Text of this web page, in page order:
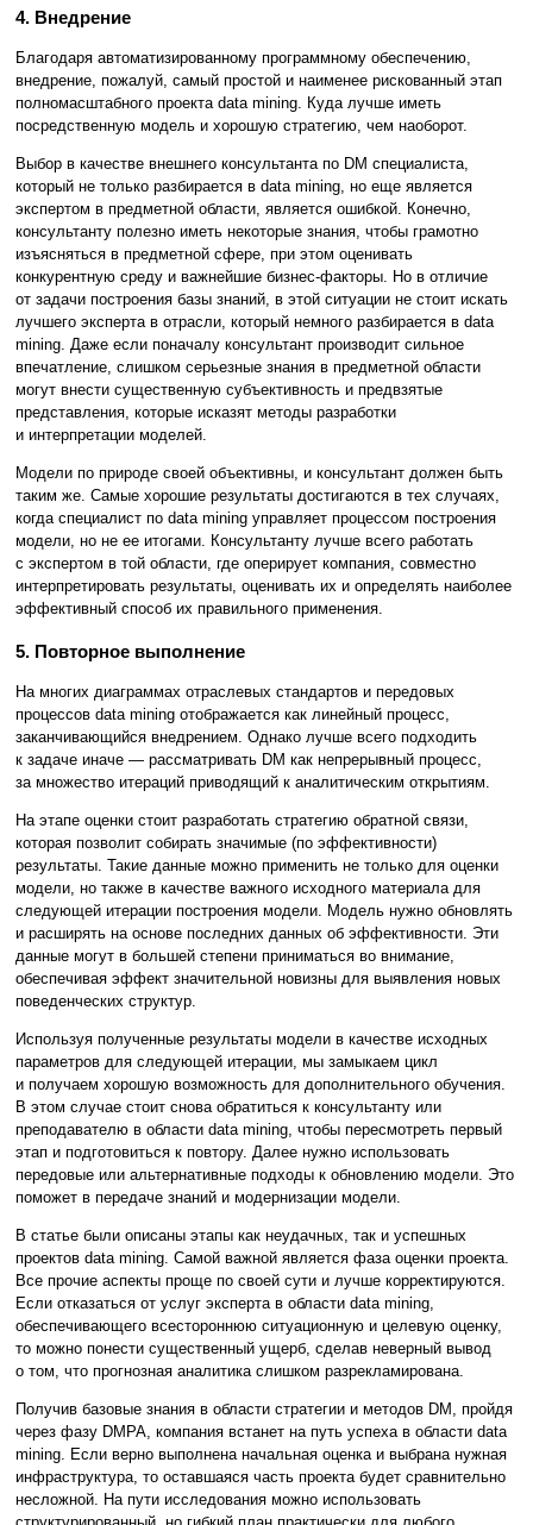
4. Внедрение
Благодаря автоматизированному программному обеспечению,
внедрение, пожалуй, самый простой и наименее рискованный этап
полномасштабного проекта data mining. Куда лучше иметь
посредственную модель и хорошую стратегию, чем наоборот.
Выбор в качестве внешнего консультанта по DM специалиста,
который не только разбирается в data mining, но еще является
экспертом в предметной области, является ошибкой. Конечно,
консультанту полезно иметь некоторые знания, чтобы грамотно
изъясняться в предметной сфере, при этом оценивать
конкурентную среду и важнейшие бизнес-факторы. Но в отличие
от задачи построения базы знаний, в этой ситуации не стоит искать
лучшего эксперта в отрасли, который немного разбирается в data
mining. Даже если поначалу консультант производит сильное
впечатление, слишком серьезные знания в предметной области
могут внести существенную субъективность и предвзятые
представления, которые исказят методы разработки
и интерпретации моделей.
Модели по природе своей объективны, и консультант должен быть
таким же. Самые хорошие результаты достигаются в тех случаях,
когда специалист по data mining управляет процессом построения
модели, но не ее итогами. Консультанту лучше всего работать
с экспертом в той области, где оперирует компания, совместно
интерпретировать результаты, оценивать их и определять наиболее
эффективный способ их правильного применения.
5. Повторное выполнение
На многих диаграммах отраслевых стандартов и передовых
процессов data mining отображается как линейный процесс,
заканчивающийся внедрением. Однако лучше всего подходить
к задаче иначе — рассматривать DM как непрерывный процесс,
за множество итераций приводящий к аналитическим открытиям.
На этапе оценки стоит разработать стратегию обратной связи,
которая позволит собирать значимые (по эффективности)
результаты. Такие данные можно применить не только для оценки
модели, но также в качестве важного исходного материала для
следующей итерации построения модели. Модель нужно обновлять
и расширять на основе последних данных об эффективности. Эти
данные могут в большей степени приниматься во внимание,
обеспечивая эффект значительной новизны для выявления новых
поведенческих структур.
Используя полученные результаты модели в качестве исходных
параметров для следующей итерации, мы замыкаем цикл
и получаем хорошую возможность для дополнительного обучения.
В этом случае стоит снова обратиться к консультанту или
преподавателю в области data mining, чтобы пересмотреть первый
этап и подготовиться к повтору. Далее нужно использовать
передовые или альтернативные подходы к обновлению модели. Это
поможет в передаче знаний и модернизации модели.
В статье были описаны этапы как неудачных, так и успешных
проектов data mining. Самой важной является фаза оценки проекта.
Все прочие аспекты проще по своей сути и лучше корректируются.
Если отказаться от услуг эксперта в области data mining,
обеспечивающего всестороннюю ситуационную и целевую оценку,
то можно понести существенный ущерб, сделав неверный вывод
о том, что прогнозная аналитика слишком разрекламирована.
Получив базовые знания в области стратегии и методов DM, пройдя
через фазу DMPA, компания встанет на путь успеха в области data
mining. Если верно выполнена начальная оценка и выбрана нужная
инфраструктура, то оставшаяся часть проекта будет сравнительно
несложной. На пути исследования можно использовать